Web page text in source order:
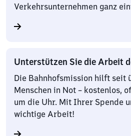
Verkehrsunternehmen ganz
Unterstützen Sie die Arbeit
Die Bahnhofsmission hilft seit
Menschen in Not – kostenlos,
um die Uhr. Mit Ihrer Spende
wichtige Arbeit!